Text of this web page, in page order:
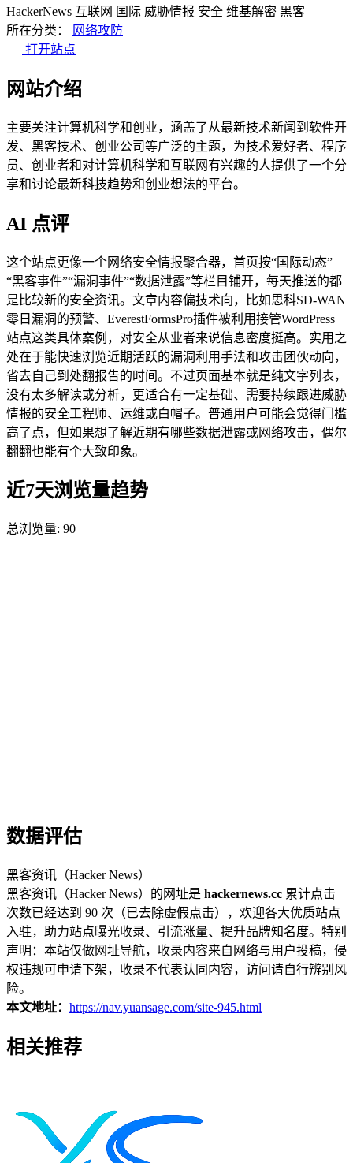
HackerNews 互联网 国际 威胁情报 安全 维基解密 黑客
所在分类：
网络攻防
打开站点
网站介绍
主要关注计算机科学和创业，涵盖了从最新技术新闻到软件开
发、黑客技术、创业公司等广泛的主题，为技术爱好者、程序
员、创业者和对计算机科学和互联网有兴趣的人提供了一个分
享和讨论最新科技趋势和创业想法的平台。
AI 点评
这个站点更像一个网络安全情报聚合器，首页按“国际动态”
“黑客事件”“漏洞事件”“数据泄露”等栏目铺开，每天推送的都
是比较新的安全资讯。文章内容偏技术向，比如思科SD-WAN
零日漏洞的预警、EverestFormsPro插件被利用接管WordPress
站点这类具体案例，对安全从业者来说信息密度挺高。实用之
处在于能快速浏览近期活跃的漏洞利用手法和攻击团伙动向，
省去自己到处翻报告的时间。不过页面基本就是纯文字列表，
没有太多解读或分析，更适合有一定基础、需要持续跟进威胁
情报的安全工程师、运维或白帽子。普通用户可能会觉得门槛
高了点，但如果想了解近期有哪些数据泄露或网络攻击，偶尔
翻翻也能有个大致印象。
近7天浏览量趋势
总浏览量: 90
数据评估
黑客资讯（Hacker News）
黑客资讯（Hacker News）的网址是 hackernews.cc 累计点击
次数已经达到 90 次（已去除虚假点击），欢迎各大优质站点
入驻，助力站点曝光收录、引流涨量、提升品牌知名度。特别
声明：本站仅做网址导航，收录内容来自网络与用户投稿，侵
权违规可申请下架，收录不代表认同内容，访问请自行辨别风
险。
本文地址： https://nav.yuansage.com/site-945.html
相关推荐